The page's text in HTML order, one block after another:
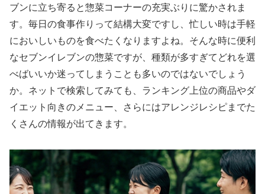
ブンに立ち寄ると惣菜コーナーの充実ぶりに驚かされま
す。毎日の食事作りって結構大変ですし、忙しい時は手軽
においしいものを食べたくなりますよね。そんな時に便利
なセブンイレブンの惣菜ですが、種類が多すぎてどれを選
べばいいか迷ってしまうことも多いのではないでしょう
か。ネットで検索してみても、ランキング上位の商品やダ
イエット向きのメニュー、さらにはアレンジレシピまでた
くさんの情報が出てきます。